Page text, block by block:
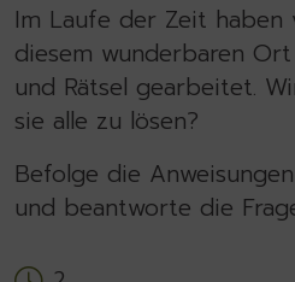
Im Laufe der Zeit haben
diesem wunderbaren
und Rätsel gearbeitet.
sie alle zu lösen?
Befolge die
und beantworte die